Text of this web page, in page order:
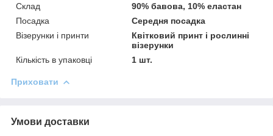
Склад
90% бавова, 10% еластан
Посадка
Середня посадка
Візерунки і принти
Квітковий принт і рослинні
візерунки
Кількість в упаковці
1 шт.
Приховати
Умови доставки